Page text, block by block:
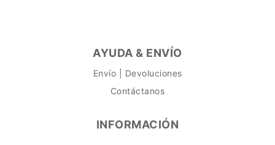
AYUDA & ENVÍO
Envío | Devoluciones
Contáctanos
INFORMACIÓN